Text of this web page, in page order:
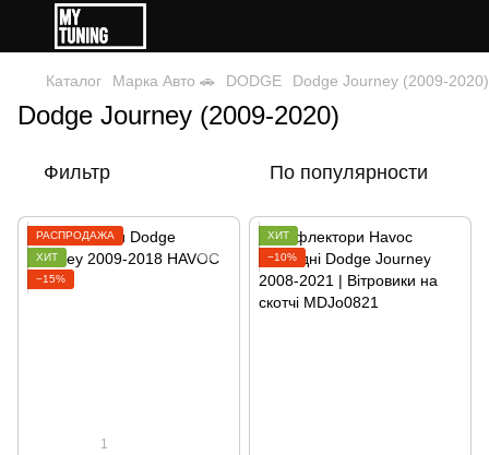
Каталог Марка Авто 🚗 DODGE Dodge Journey (2009-2020)
Dodge Journey (2009-2020)
Фильтр По популярности
РАСПРОДАЖА
ХИТ
−15%
1
ХИТ
−10%